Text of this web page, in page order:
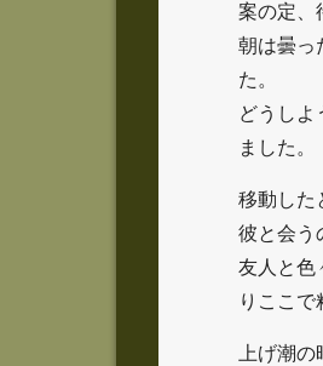
案の定、
朝は曇っ
た。
どうしよ
ました。
移動した
彼と会う
友人と色
りここで
上げ潮